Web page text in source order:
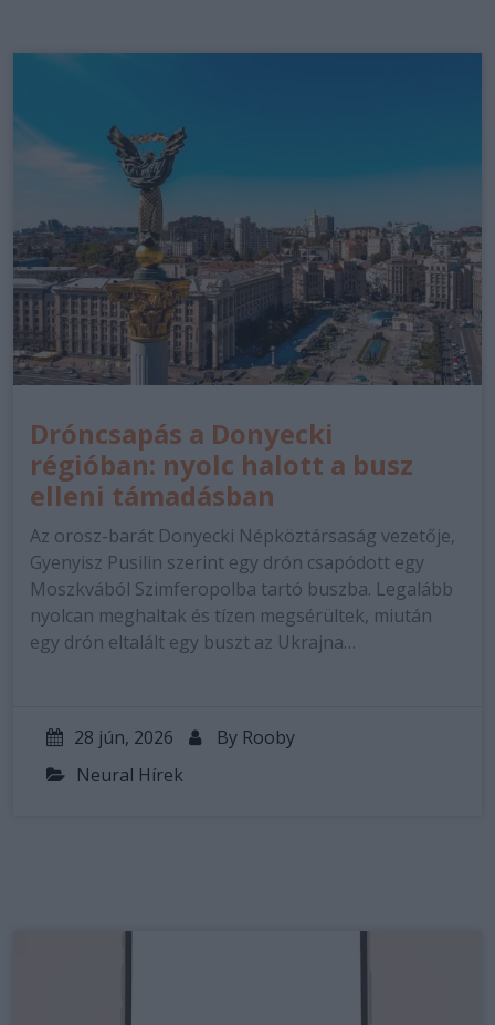
Dróncsapás a Donyecki
régióban: nyolc halott a busz
elleni támadásban
Az orosz-barát Donyecki Népköztársaság vezetője,
Gyenyisz Pusilin szerint egy drón csapódott egy
Moszkvából Szimferopolba tartó buszba. Legalább
nyolcan meghaltak és tízen megsérültek, miután
egy drón eltalált egy buszt az Ukrajna…
28 jún, 2026 By Rooby
Neural Hírek